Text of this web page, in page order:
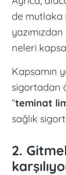
de mutlaka
neleri
Kapsamın
sigortadan
“teminat
sağlık
2.